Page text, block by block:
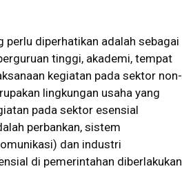
perlu diperhatikan adalah sebagai
tinggi, akademi, tempat
kegiatan pada sektor non-
lingkungan usaha yang
pada sektor esensial
perbankan, sistem
dan industri
di pemerintahan diberlakukan